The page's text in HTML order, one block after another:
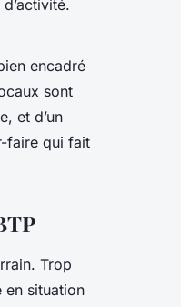
encadré
sont
et d’un
faire qui fait
Trop
en situation